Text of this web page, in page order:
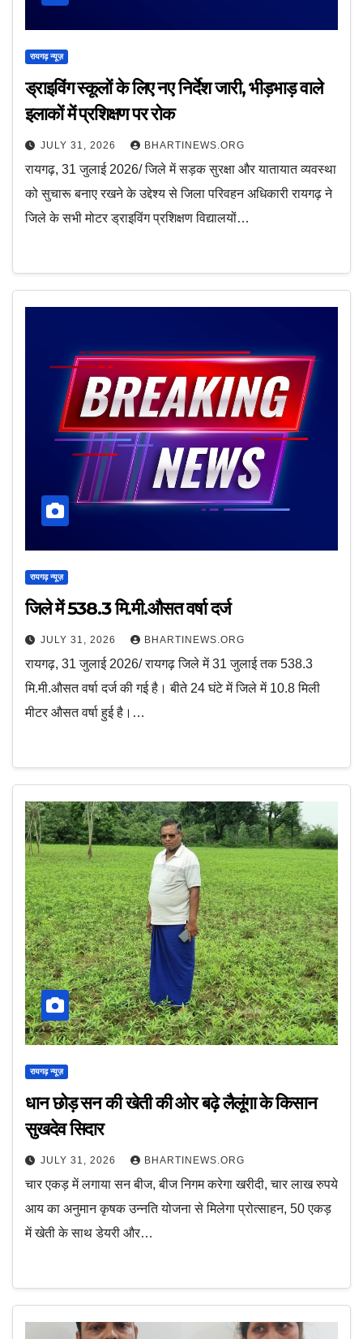
रायगढ़ न्यूज़
ड्राइविंग स्कूलों के लिए नए निर्देश जारी, भीड़भाड़ वाले
इलाकों में प्रशिक्षण पर रोक
JULY 31, 2026 BHARTINEWS.ORG
रायगढ़, 31 जुलाई 2026/ जिले में सड़क सुरक्षा और यातायात व्यवस्था
को सुचारू बनाए रखने के उद्देश्य से जिला परिवहन अधिकारी रायगढ़ ने
जिले के सभी मोटर ड्राइविंग प्रशिक्षण विद्यालयों…
रायगढ़ न्यूज़
जिले में 538.3 मि.मी.औसत वर्षा दर्ज
JULY 31, 2026 BHARTINEWS.ORG
रायगढ़, 31 जुलाई 2026/ रायगढ़ जिले में 31 जुलाई तक 538.3
मि.मी.औसत वर्षा दर्ज की गई है। बीते 24 घंटे में जिले में 10.8 मिली
मीटर औसत वर्षा हुई है।…
रायगढ़ न्यूज़
धान छोड़ सन की खेती की ओर बढ़े लैलूंगा के किसान
सुखदेव सिदार
JULY 31, 2026 BHARTINEWS.ORG
चार एकड़ में लगाया सन बीज, बीज निगम करेगा खरीदी, चार लाख रुपये
आय का अनुमान कृषक उन्नति योजना से मिलेगा प्रोत्साहन, 50 एकड़
में खेती के साथ डेयरी और…